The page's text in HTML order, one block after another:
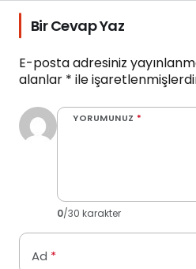
Bir Cevap Yaz
E-posta adresiniz
alanlar * ile
YORUMUNUZ *
0/30 karakter
Ad *